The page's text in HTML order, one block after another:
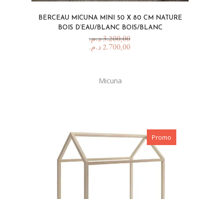
BERCEAU MICUNA MINI 50 X 80 CM NATURE
BOIS D’EAU/BLANC BOIS/BLANC
3.200,00د.م.
2.700,00د.م.
Micuna
Promo